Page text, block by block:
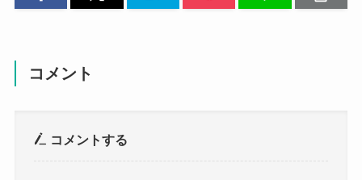
コメント
コメントする